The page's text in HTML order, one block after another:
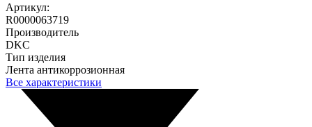
Артикул:
R0000063719
Производитель
DKC
Тип изделия
Лента антикоррозионная
Все характеристики